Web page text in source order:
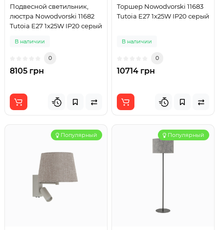
Подвесной светильник,
люстра Nowodvorski 11682
Tutoia E27 1x25W IP20 серый
В наличии
0
8105 грн
Торшер Nowodvorski 11683
Tutoia E27 1x25W IP20 серый
В наличии
0
10714 грн
Популярный Популярный